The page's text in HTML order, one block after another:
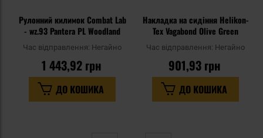
Рулонний килимок Combat Lab
- wz.93 Pantera PL Woodland
Час відправлення: Негайно
1 443,92 грн
ДО КОШИКА
Накладка на сидіння Helikon-
Tex Vagabond Olive Green
Час відправлення: Негайно
901,93 грн
ДО КОШИКА